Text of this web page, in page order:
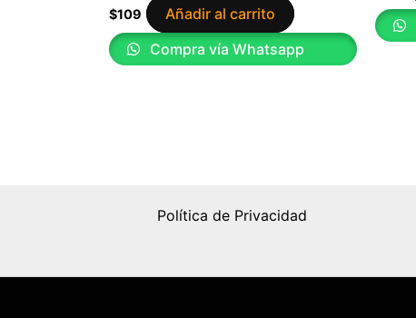
$109
Añadir al carrito
Compra vía Whatsapp
Política de Privacidad